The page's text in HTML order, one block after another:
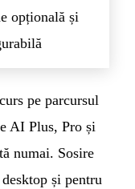
opțională și
pe parcursul
AI Plus, Pro și
numai. Sosire
și pentru